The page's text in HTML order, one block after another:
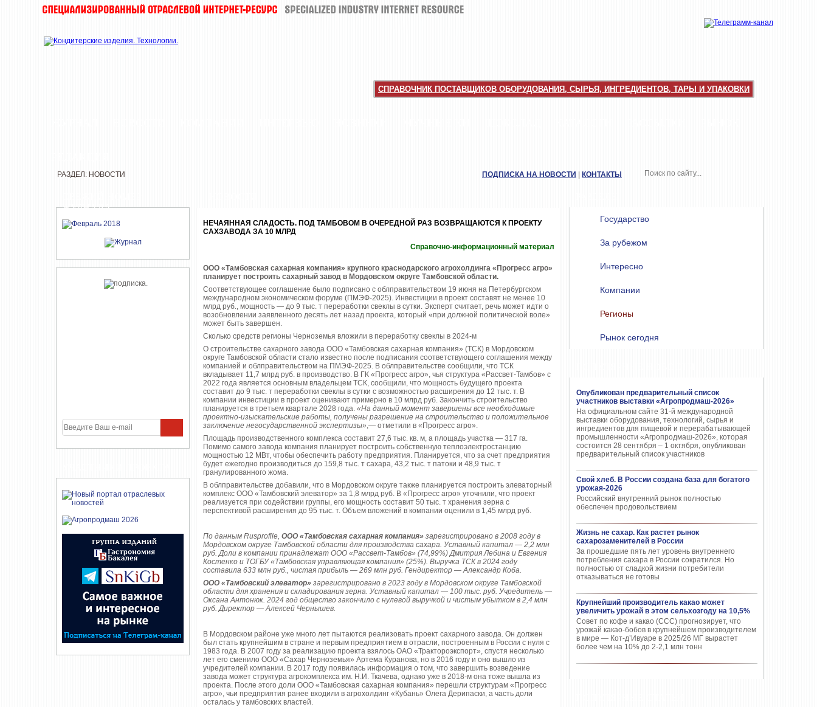
СПРАВОЧНИК ПОСТАВЩИКОВ ОБОРУДОВАНИЯ, СЫРЬЯ, ИНГРЕДИЕНТОВ, ТАРЫ И УПАКОВКИ
ЖУРНАЛА
Государство
За рубежом
Интересно
Компании
Регионы
Рынок сегодня
Опубликован предварительный список
участников выставки «Агропродмаш-2026»
На официальном сайте 31-й международной
выставки оборудования, технологий, сырья и
ингредиентов для пищевой и перерабатывающей
промышленности «Агропродмаш-2026», которая
состоится 28 сентября – 1 октября, опубликован
предварительный список участников
Свой хлеб. В России создана база для богатого
урожая-2026
Российский внутренний рынок полностью
обеспечен продовольствием
Жизнь не сахар. Как растет рынок
сахарозаменителей в России
За прошедшие пять лет уровень внутреннего
потребления сахара в России сократился. Но
полностью от сладкой жизни потребители
отказываться не готовы
Крупнейший производитель какао может
увеличить урожай в этом сельхозгоду на 10,5%
Совет по кофе и какао (CCC) прогнозирует, что
урожай какао-бобов в крупнейшем производителем
в мире — Кот-д’Ивуаре в 2025/26 МГ вырастет
более чем на 10% до 2-2,1 млн тонн
РАЗДЕЛ: НОВОСТИ ПОДПИСКА НА НОВОСТИ КОНТАКТЫ
НЕЧАЯННАЯ СЛАДОСТЬ. ПОД ТАМБОВОМ В ОЧЕРЕДНОЙ РАЗ ВОЗВРАЩАЮТСЯ К ПРОЕКТУ
САХЗАВОДА ЗА 10 МЛРД
Справочно-информационный материал
ООО «Тамбовская сахарная компания» крупного краснодарского агрохолдинга «Прогресс агро»
планирует построить сахарный завод в Мордовском округе Тамбовской области.
Соответствующее соглашение было подписано с облправительством 19 июня на Петербургском
международном экономическом форуме (ПМЭФ-2025). Инвестиции в проект составят не менее 10
млрд руб., мощность — до 9 тыс. т переработки свеклы в сутки. Эксперт считает, речь может идти о
возобновлении заявленного десять лет назад проекта, который «при должной политической воле»
может быть завершен.
Сколько средств регионы Черноземья вложили в переработку свеклы в 2024-м
О строительстве сахарного завода ООО «Тамбовская сахарная компания» (ТСК) в Мордовском
округе Тамбовской области стало известно после подписания соответствующего соглашения между
компанией и облправительством на ПМЭФ-2025. В облправительстве сообщили, что ТСК
вкладывает 11,7 млрд руб. в производство. В ГК «Прогресс агро», чья структура «Рассвет-Тамбов» с
2022 года является основным владельцем ТСК, сообщили, что мощность будущего проекта
составит до 9 тыс. т переработки свеклы в сутки с возможностью расширения до 12 тыс. т. В
компании инвестиции в проект оценивают примерно в 10 млрд руб. Закончить строительство
планируется в третьем квартале 2028 года. «На данный момент завершены все необходимые
проектно-изыскательские работы, получены разрешение на строительство и положительное
заключение негосударственной экспертизы»,— отметили в «Прогресс агро».
Площадь производственного комплекса составит 27,6 тыс. кв. м, а площадь участка — 317 га.
Помимо самого завода компания планирует построить собственную теплоэлектростанцию
мощностью 12 МВт, чтобы обеспечить работу предприятия. Планируется, что за счет предприятия
будет ежегодно производиться до 159,8 тыс. т сахара, 43,2 тыс. т патоки и 48,9 тыс. т
гранулированного жома.
В облправительстве добавили, что в Мордовском округе также планируется построить элеваторный
комплекс ООО «Тамбовский элеватор» за 1,8 млрд руб. В «Прогресс агро» уточнили, что проект
реализуется при содействии группы, его мощность составит 50 тыс. т хранения зерна с
перспективой расширения до 95 тыс. т. Объем вложений в компании оценили в 1,45 млрд руб.
По данным Rusprofile, ООО «Тамбовская сахарная компания» зарегистрировано в 2008 году в
Мордовском округе Тамбовской области для производства сахара. Уставный капитал — 2,2 млн
руб. Доли в компании принадлежат ООО «Рассвет-Тамбов» (74,99%) Дмитрия Лебина и Евгения
Костенко и ТОГБУ «Тамбовская управляющая компания» (25%). Выручка ТСК в 2024 году
составила 633 млн руб., чистая прибыль — 269 млн руб. Гендиректор — Александр Коба.
ООО «Тамбовский элеватор» зарегистрировано в 2023 году в Мордовском округе Тамбовской
области для хранения и складирования зерна. Уставный капитал — 100 тыс. руб. Учредитель —
Оксана Антонюк. 2024 год общество закончило с нулевой выручкой и чистым убытком в 2,4 млн
руб. Директор — Алексей Чернышев.
В Мордовском районе уже много лет пытаются реализовать проект сахарного завода. Он должен
был стать крупнейшим в стране и первым предприятием в отрасли, построенным в России с нуля с
1983 года. В 2007 году за реализацию проекта взялось ОАО «Трактороэкспорт», спустя несколько
лет его сменило ООО «Сахар Черноземья» Артема Куранова, но в 2016 году и оно вышло из
учредителей компании. В 2017 году появилась информация о том, что завершить возведение
завода может структура агрокомплекса им. Н.И. Ткачева, однако уже в 2018-м она тоже вышла из
проекта. После этого доли ООО «Тамбовская сахарная компания» перешли структурам «Прогресс
агро», чьи предприятия ранее входили в агрохолдинг «Кубань» Олега Дерипаски, а часть доли
осталась у тамбовских властей.